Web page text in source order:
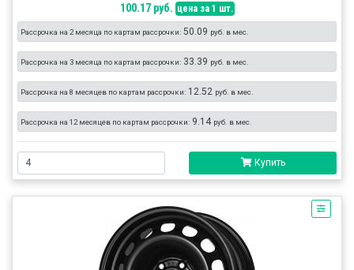
100.17 руб. цена за 1 шт.
Рассрочка на 2 месяца по картам рассрочки: 50.09 руб. в мес.
Рассрочка на 3 месяца по картам рассрочки: 33.39 руб. в мес.
Рассрочка на 8 месяцев по картам рассрочки: 12.52 руб. в мес.
Рассрочка на 12 месяцев по картам рассрочки: 9.14 руб. в мес.
Купить